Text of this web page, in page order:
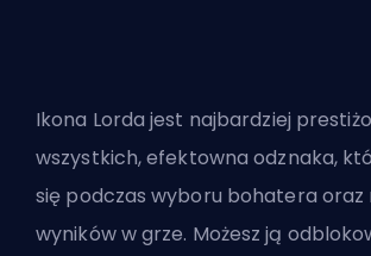
Ikona Lorda jest najbardziej
wszystkich, efektowna odznaka,
się podczas wyboru bohatera
wyników w grze. Możesz ją